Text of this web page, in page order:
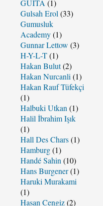
GUITA (1)
Gulsah Erol (33)
Gumusluk
Academy(1)
Gunnar Lettow (3)
H-Y-L-T(1)
Hakan Bulut(2)
Hakan Nurcanli (1)
Hakan Rauf Tüfekçi
(1)
Halbuki Utkan (1)
Halil İbrahim Işık
(1)
Hall Des Chars(1)
Hamburg(1)
Handé Sahin (10)
Hans Burgener(1)
Haruki Murakami
(1)
Hasan Cengiz(2)